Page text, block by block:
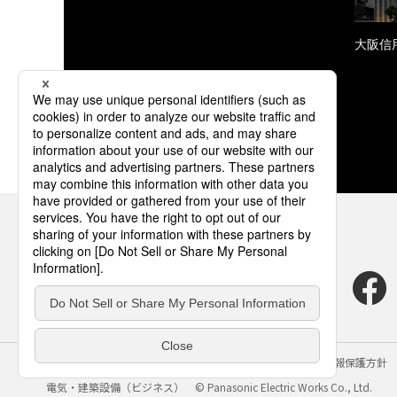
大阪信
サイトのご利用にあたって クッキーポリシー
個人情報保護方針
電気・建築設備（ビジネス）
© Panasonic Electric Works Co., Ltd.